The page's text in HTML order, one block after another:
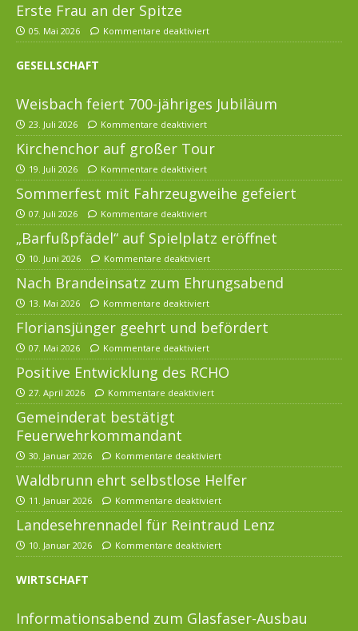
Erste Frau an der Spitze
05. Mai 2026 Kommentare deaktiviert
GESELLSCHAFT
Weisbach feiert 700-jähriges Jubiläum
23. Juli 2026 Kommentare deaktiviert
Kirchenchor auf großer Tour
19. Juli 2026 Kommentare deaktiviert
Sommerfest mit Fahrzeugweihe gefeiert
07. Juli 2026 Kommentare deaktiviert
„Barfußpfädel“ auf Spielplatz eröffnet
10. Juni 2026 Kommentare deaktiviert
Nach Brandeinsatz zum Ehrungsabend
13. Mai 2026 Kommentare deaktiviert
Floriansjünger geehrt und befördert
07. Mai 2026 Kommentare deaktiviert
Positive Entwicklung des RCHO
27. April 2026 Kommentare deaktiviert
Gemeinderat bestätigt
Feuerwehrkommandant
30. Januar 2026 Kommentare deaktiviert
Waldbrunn ehrt selbstlose Helfer
11. Januar 2026 Kommentare deaktiviert
Landesehrennadel für Reintraud Lenz
10. Januar 2026 Kommentare deaktiviert
WIRTSCHAFT
Informationsabend zum Glasfaser-Ausbau